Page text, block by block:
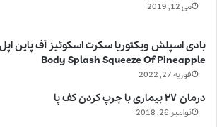
می 12, 2019
Body Splash Squeeze Of Pineapple
فوریه 27, 2022
درمان ۲۷ بیماری با چرپ کردن کف پا
نوامبر 26, 2018